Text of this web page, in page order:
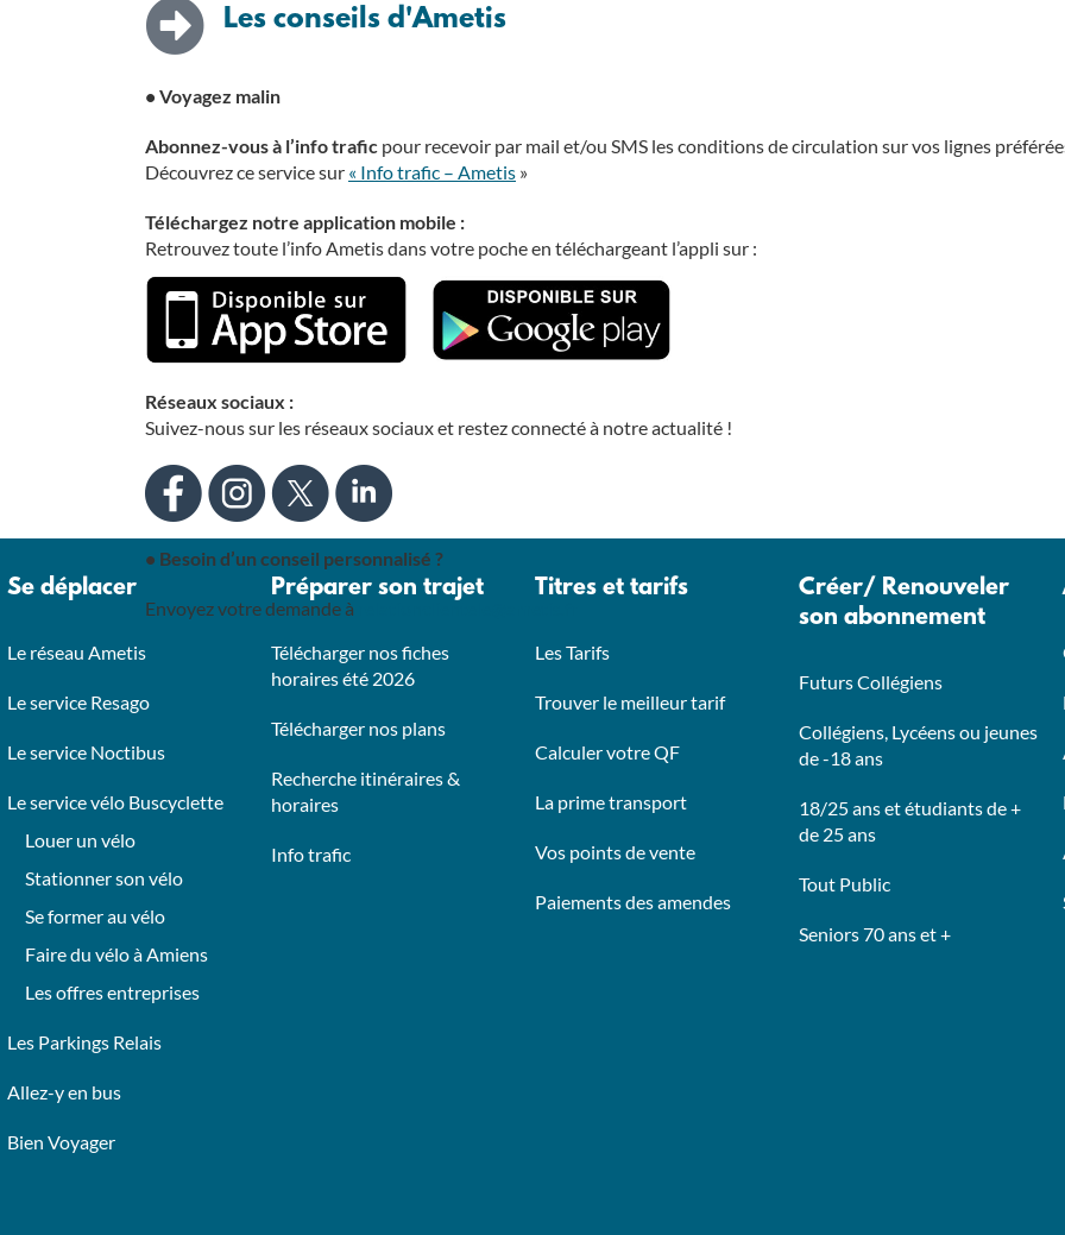
Les conseils d'Ametis
• Voyagez malin
Abonnez-vous à l’info trafic pour recevoir par mail et/ou SMS les conditions de circulation sur vos lignes
Découvrez ce service sur « Info trafic – Ametis »
Téléchargez notre application mobile :
Retrouvez toute l’info Ametis dans votre poche en téléchargeant l’appli sur :
Réseaux sociaux :
Suivez-nous sur les réseaux sociaux et restez connecté à notre actualité !
• Besoin d’un conseil personnalisé ?
Envoyez votre demande à relationclientele@ametis.fr
Se déplacer
Le réseau Ametis
Le service Resago
Le service Noctibus
Le service vélo Buscyclette
Louer un vélo
Stationner son vélo
Se former au vélo
Faire du vélo à Amiens
Les offres entreprises
Les Parkings Relais
Allez-y en bus
Bien Voyager
Préparer son trajet
Télécharger nos fiches
horaires été 2026
Télécharger nos plans
Recherche itinéraires &
horaires
Info trafic
Titres et tarifs
Les Tarifs
Trouver le meilleur tarif
Calculer votre QF
La prime transport
Vos points de vente
Paiements des amendes
Créer/ Renouveler
son abonnement
Futurs Collégiens
Collégiens, Lycéens ou jeunes
de -18 ans
18/25 ans et étudiants de +
de 25 ans
Tout Public
Seniors 70 ans et +